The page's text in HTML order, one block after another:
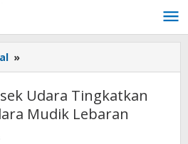
»
K2YD
Udara
Tingkatkan
Udara Tingkatkan
Mudik Lebaran